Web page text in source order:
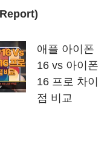
애플 아이폰
16 vs 아이폰
16 프로 차이
점 비교